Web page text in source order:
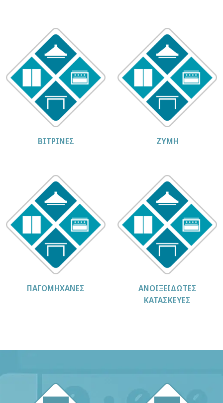
ΒΙΤΡΙΝΕΣ ΖΥΜΗ
ΠΑΓΟΜΗΧΑΝΕΣ
ΑΝΟΙΞΕΙΔΩΤΕΣ
ΚΑΤΑΣΚΕΥΕΣ